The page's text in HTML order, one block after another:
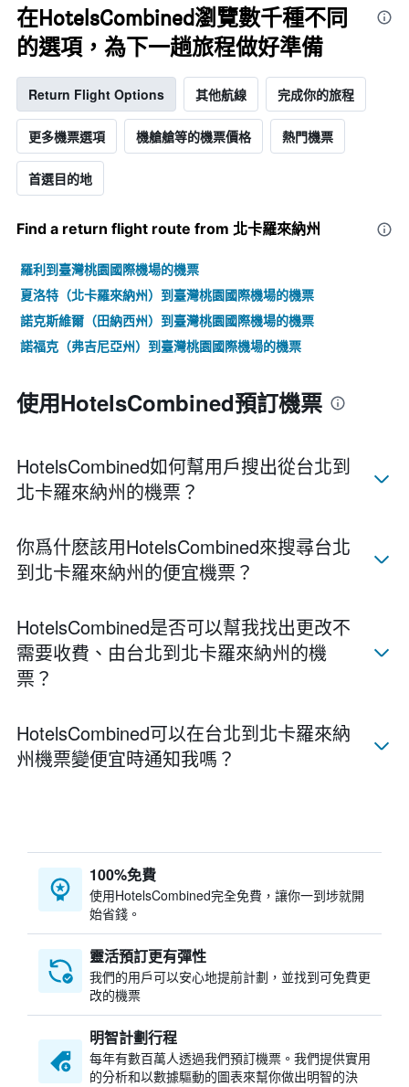
在HotelsCombined瀏覽數千種不同
的選項，為下一趟旅程做好準備
Return Flight Options 其他航線 完成你的旅程
更多機票選項 機艙艙等的機票價格 熱門機票
首選目的地
Find a return flight route from 北卡羅來納州
羅利到臺灣桃園國際機場的機票
夏洛特（北卡羅來納州）到臺灣桃園國際機場的機票
諾克斯維爾（田納西州）到臺灣桃園國際機場的機票
諾福克（弗吉尼亞州）到臺灣桃園國際機場的機票
使用HotelsCombined預訂機票
HotelsCombined如何幫用戶搜出從台北到
北卡羅來納州的機票？
你爲什麽該用HotelsCombined來搜尋台北​
到北卡羅來納州的便宜機票？
HotelsCombined​是否可以幫我找出更改不
需要收費、由台北​到北卡羅來納州​的機
票？
HotelsCombined​可以在台北​到北卡羅來納
州​機票變便宜時通知我嗎？
100%免費
​使用HotelsCombined​完全免費，讓你一到埗就開
始省錢。
靈活預訂更有彈性
我們的用戶可以安心地提前計劃，並找到可免費更
改的機票
明智計劃行程
每年有數百萬人透過我們預訂機票。我們提供實用
的分析和以數據驅動的圖表來幫你做出明智的決